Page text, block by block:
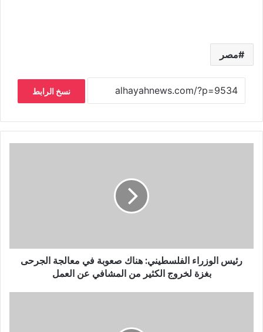
مصر
نسخ الرابط
رئيس الوزراء الفلسطيني: هناك صعوبة في معالجة الجرحى
بغزة لخروج الكثير من المشافي عن العمل